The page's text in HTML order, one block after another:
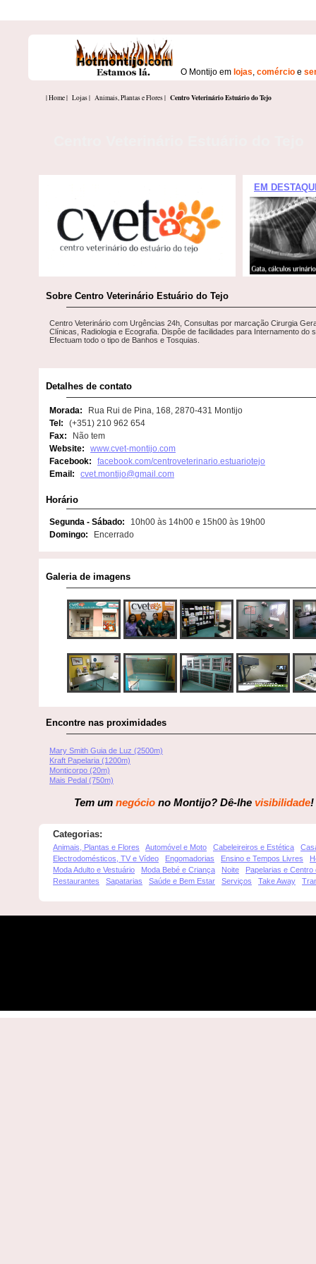
O Montijo em lojas, comércio e
| Home | Lojas | Animais, Plantas e Flores | Centro Veterinário Estuário do Tejo
EM
Sobre Centro Veterinário Estuário do Tejo
Centro Veterinário com Urgências 24h, Consultas por marcação Cirurgia
Clínicas, Radiologia e Ecografia. Dispôe de facilidades para Internamento do
Efectuam todo o tipo de Banhos e Tosquias.
Detalhes de contato
Morada:
Rua Rui de Pina, 168, 2870-431 Montijo
Tel:
(+351) 210 962 654
Fax:
Não tem
Website:
www.cvet-montijo.com
Facebook:
facebook.com/centroveterinario.estuariotejo
Email:
cvet.montijo@gmail.com
Horário
Segunda - Sábado:
10h00 às 14h00 e 15h00 às 19h00
Domingo:
Encerrado
Galeria de imagens
Encontre nas proximidades
Mary Smith Guia de Luz (2500m)
Kraft Papelaria (1200m)
Monticorpo (20m)
Mais Pedal (750m)
Tem um negócio no Montijo? Dê-lhe visibilidade!
Categorias:
Animais, Plantas e Flores Automóvel e Moto Cabeleireiros e Estética
Electrodomésticos, TV e Vídeo
Engomadorias Ensino e Tempos Livres
Moda Adulto e Vestuário
Moda Bebé e Criança Noite
Papelarias e Centro
Restaurantes
Sapatarias Saúde e Bem Estar Serviços Take Away